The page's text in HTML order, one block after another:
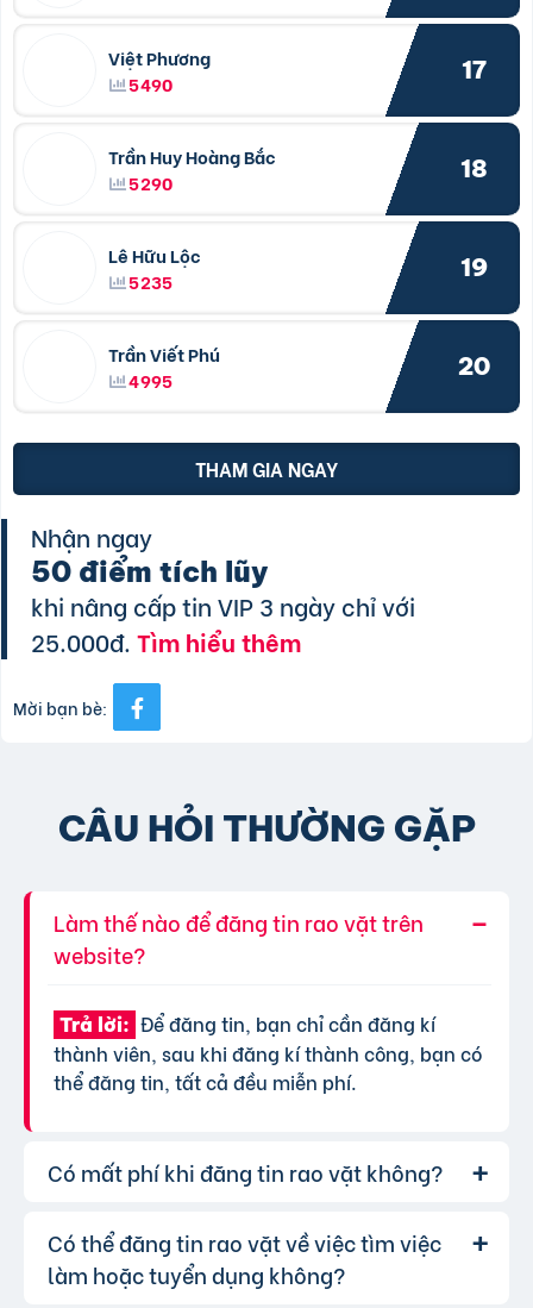
Việt Phương
5490
17
Trần Huy Hoàng Bắc
5290
18
Lê Hữu Lộc
5235
19
Trần Viết Phú
4995
20
THAM GIA NGAY
Nhận ngay
50 điểm tích lũy
khi nâng cấp tin VIP 3 ngày chỉ với
25.000đ.Tìm hiểu thêm
Mời bạn bè:
CÂU HỎI THƯỜNG GẶP
Làm thế nào để đăng tin rao vặt trên
website?
Trả lời: Để đăng tin, bạn chỉ cần đăng kí
thành viên, sau khi đăng kí thành công, bạn có
thể đăng tin, tất cả đều miễn phí.
Có mất phí khi đăng tin rao vặt không?
Trả lời: Chúng tôi cung cấp gói đăng tin miễn
phí cơ bản cho tất cả người dùng. Tuy nhiên, để
Có thể đăng tin rao vặt về việc tìm việc
làm hoặc tuyển dụng không?